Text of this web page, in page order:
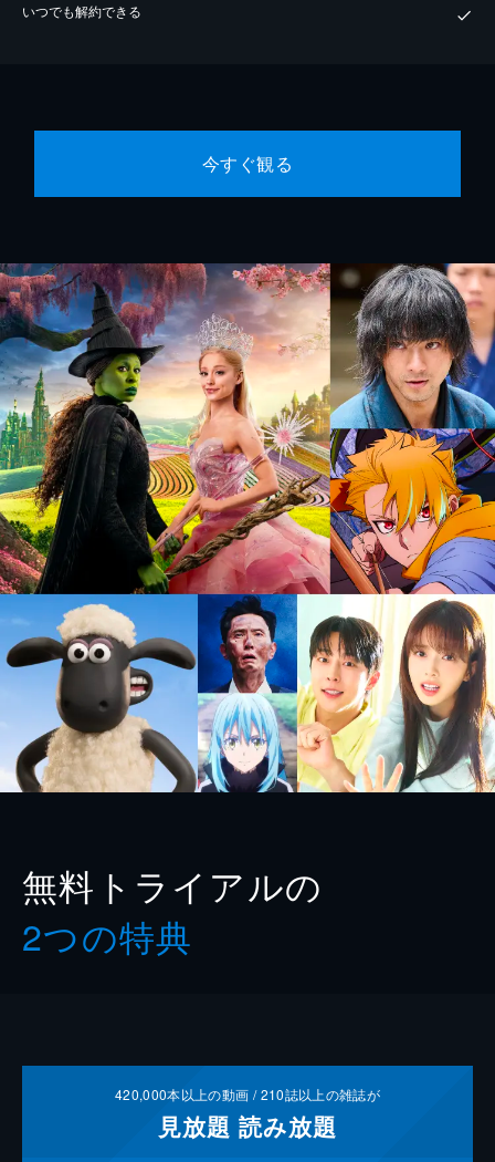
いつでも解約できる
今すぐ観る
無料トライアルの
2つの特典
420,000本以上の動画 /210誌以上の雑誌が
見放題 読み放題